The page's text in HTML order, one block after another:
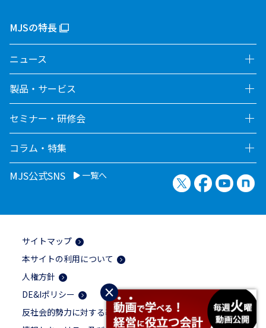
×
MJSの特長
ニュース
製品・サービス
セミナー・研修会
コラム・特集
MJS公式SNS
一覧へ X（旧Twitter）
Facebook
サイトマップ
本サイトの利用について
人権方針
DE&Iポリシー
反社会的勢力に対する基本方針